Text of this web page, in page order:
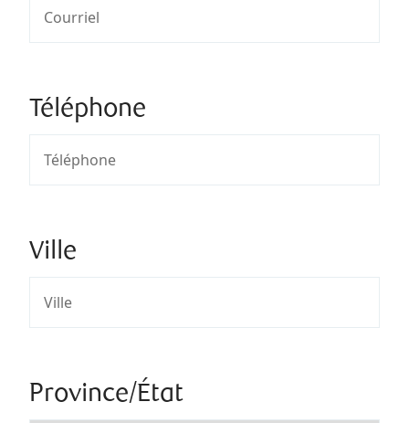
Téléphone
Ville
Province/État